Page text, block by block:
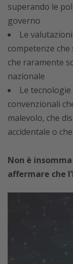
superando le
governo
Le
competenze
che raramente
nazionale
Le
convenzionali
malevolo, che
accidentale o
Non è
affermare che